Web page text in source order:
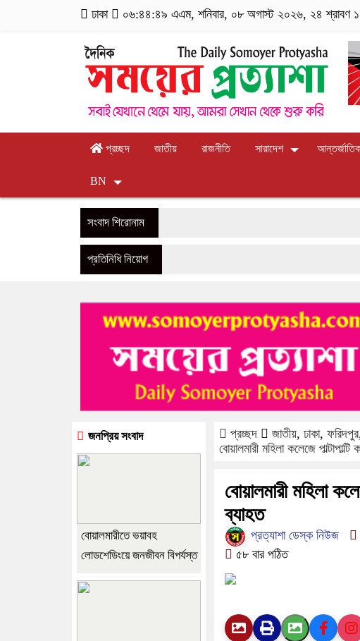
ঢাকা ০৬:৪৪:৪৯ এএম, শনিবার, ০৮ অগাস্ট ২০২৬, ২৪ শ্রাবণ
প্রচ্ছদ জাতীয় রাজনীতি সারাদেশ
BN
সংবাদ শিরোনাম
প্রতিনিধি নিয়োগ
প্রচ্ছদ জাতীয়, ঢাকা, ফরিদপুর,
বোয়ালমারী মহিলা কলেজে
বোয়ালমারী মহিলা
ব্যাহত
প্রত্যাশা ডেস্ক নিউজ
৫৮ বার পঠিত
জনপ্রিয় সংবাদ
বোয়ালমারীতে ভয়াবহ
লোডশেডিংয়ে জনজীবন বিপর্যস্ত